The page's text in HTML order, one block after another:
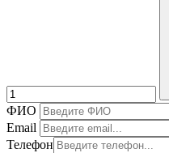
ФИО
Email
Телефон